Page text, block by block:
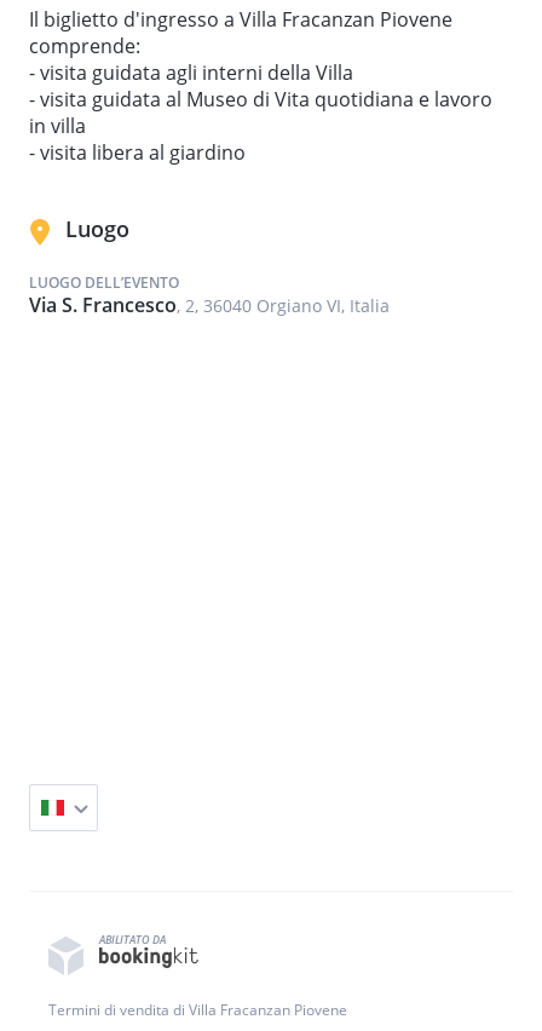
Il biglietto d'ingresso a Villa Fracanzan Piovene
comprende:
- visita guidata agli interni della Villa
- visita guidata al Museo di Vita quotidiana e lavoro
in villa
- visita libera al giardino
Luogo
LUOGO DELL’EVENTO
Via S. Francesco, 2, 36040 Orgiano VI, Italia
ABILITATO DA
Termini di vendita di Villa Fracanzan Piovene